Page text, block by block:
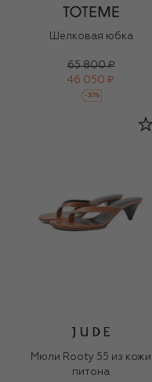
Шелковая юбка
65 800 ₽
46 050 ₽
-30%
Мюли Rooty 55 из кожи
питона